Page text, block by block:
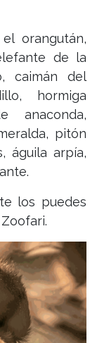
orangután,
de la
caimán del
hormiga
anaconda,
pitón
águila arpía,
los puedes